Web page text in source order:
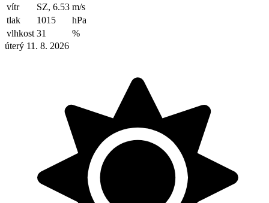
vítr
SZ, 6.53 m/s
tlak
1015
hPa
vlhkost 31
%
úterý 11. 8. 2026